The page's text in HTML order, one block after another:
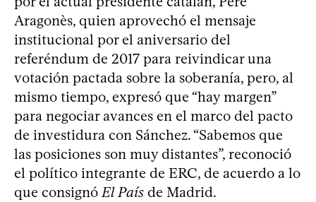
Aragonès, quien aprovechó el mensaje
institucional por el aniversario del
referéndum de 2017 para reivindicar una
votación pactada sobre la soberanía, pero, al
mismo tiempo, expresó que “hay margen”
para negociar avances en el marco del pacto
de investidura con Sánchez. “Sabemos que
las posiciones son muy distantes”, reconoció
el político integrante de ERC, de acuerdo a lo
que consignó El País de Madrid.